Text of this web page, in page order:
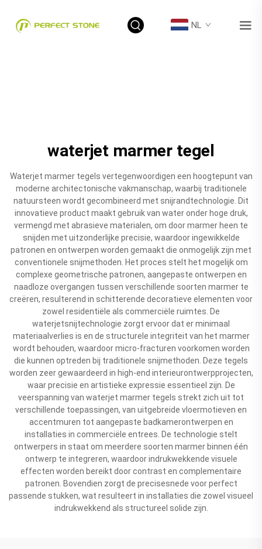
NL
waterjet marmer tegel
Waterjet marmer tegels vertegenwoordigen een hoogtepunt van
moderne architectonische vakmanschap, waarbij traditionele
natuursteen wordt gecombineerd met snijrandtechnologie. Dit
innovatieve product maakt gebruik van water onder hoge druk,
vermengd met abrasieve materialen, om door marmer heen te
snijden met uitzonderlijke precisie, waardoor ingewikkelde
patronen en ontwerpen worden gemaakt die onmogelijk zijn met
conventionele snijmethoden. Het proces stelt het mogelijk om
complexe geometrische patronen, aangepaste ontwerpen en
naadloze overgangen tussen verschillende soorten marmer te
creëren, resulterend in schitterende decoratieve elementen voor
zowel residentiële als commerciële ruimtes. De
waterjetsnijtechnologie zorgt ervoor dat er minimaal
materiaalverlies is en de structurele integriteit van het marmer
wordt behouden, waardoor micro-fracturen voorkomen worden
die kunnen optreden bij traditionele snijmethoden. Deze tegels
worden zeer gewaardeerd in high-end interieurontwerpprojecten,
waar precisie en artistieke expressie essentieel zijn. De
veerspanning van waterjet marmer tegels strekt zich uit tot
verschillende toepassingen, van uitgebreide vloermotieven en
accentmuren tot aangepaste badkamerontwerpen en
installaties in commerciële entrees. De technologie stelt
ontwerpers in staat om meerdere soorten marmer binnen één
ontwerp te integreren, waardoor indrukwekkende visuele
effecten worden bereikt door contrast en complementaire
patronen. Bovendien zorgt de precisesnede voor perfect
passende stukken, wat resulteert in installaties die zowel visueel
indrukwekkend als structureel solide zijn.